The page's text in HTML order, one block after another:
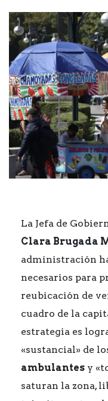
La Jefa de
Clara Brugada
administración
necesarios para
reubicación de
cuadro de la
estrategia es
«sustancial» de
ambulantes y
saturan la zona,